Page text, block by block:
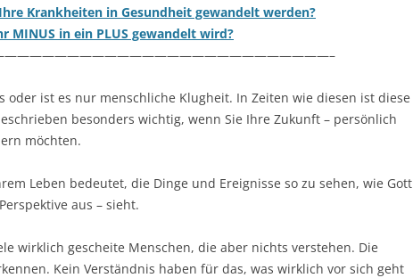
Krankheiten in Gesundheit gewandelt werden?
MINUS in ein PLUS gewandelt wird?
oder ist es nur menschliche Klugheit. In Zeiten wie diesen ist diese
besonders wichtig, wenn Sie Ihre Zukunft – persönlich
möchten.
Leben bedeutet, die Dinge und Ereignisse so zu sehen, wie Gott
aus – sieht.
wirklich gescheite Menschen, die aber nichts verstehen. Die
Kein Verständnis haben für das, was wirklich vor sich geht